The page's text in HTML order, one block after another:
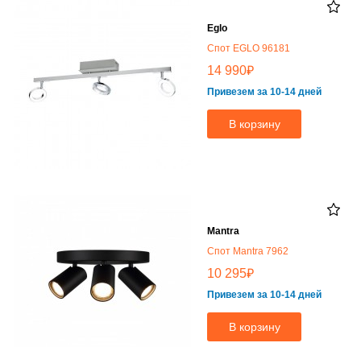
Eglo
Спот EGLO 96181
14 990₽
Привезем за 10-14 дней
В корзину
Mantra
Спот Mantra 7962
10 295₽
Привезем за 10-14 дней
В корзину